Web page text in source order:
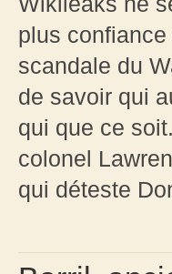
plus
scandale du
de savoir qui
qui que ce
colonel
qui déteste